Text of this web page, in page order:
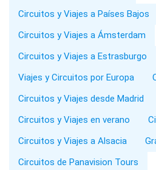
Circuitos y Viajes a Países Bajos
Circuitos y Viajes a Ámsterdam
Circuitos y Viajes a Estrasburgo
Viajes y Circuitos por Europa
Circuitos y Viajes desde Madrid
Circuitos y Viajes en verano
Circuitos y Viajes a Alsacia
Circuitos de Panavision Tours